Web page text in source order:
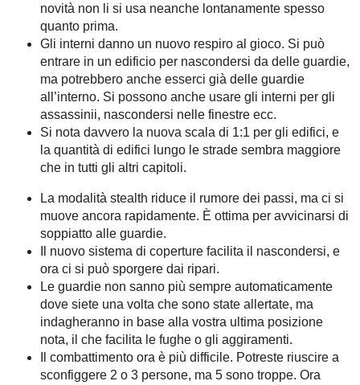
novità non li si usa neanche lontanamente spesso
quanto prima.
Gli interni danno un nuovo respiro al gioco. Si può
entrare in un edificio per nascondersi da delle guardie,
ma potrebbero anche esserci già delle guardie
all’interno. Si possono anche usare gli interni per gli
assassinii, nascondersi nelle finestre ecc.
Si nota davvero la nuova scala di 1:1 per gli edifici, e
la quantità di edifici lungo le strade sembra maggiore
che in tutti gli altri capitoli.
La modalità stealth riduce il rumore dei passi, ma ci si
muove ancora rapidamente. È ottima per avvicinarsi di
soppiatto alle guardie.
Il nuovo sistema di coperture facilita il nascondersi, e
ora ci si può sporgere dai ripari.
Le guardie non sanno più sempre automaticamente
dove siete una volta che sono state allertate, ma
indagheranno in base alla vostra ultima posizione
nota, il che facilita le fughe o gli aggiramenti.
Il combattimento ora è più difficile. Potreste riuscire a
sconfiggere 2 o 3 persone, ma 5 sono troppe. Ora